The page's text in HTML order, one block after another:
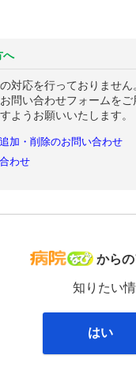
へ
対応を行っておりません
問い合わせフォームを
ようお願いいたします。
加・削除のお問い合わせ
わせ
病院な
から
知りたい
はい